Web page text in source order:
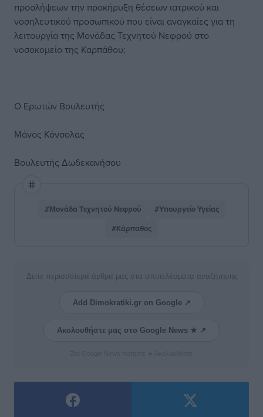
προσλήψεων την προκήρυξη θέσεων ιατρικού και
νοσηλευτικού προσωπικού που είναι αναγκαίες για τη
λειτουργία της Μονάδας Τεχνητού Νεφρού στο
νοσοκομείο της Καρπάθου;
Ο Ερωτών Βουλευτής
Μάνος Κόνσολας
Βουλευτής Δωδεκανήσου
#Μονάδα Τεχνητού Νεφρού
#Υπουργείο Υγείας
#Κάρπαθος
Δείτε περισσότερα άρθρα μας στα αποτελέσματα αναζήτησης
Add Dimokratiki.gr on Google ↗
Ακολουθήστε μας στο Google News ★ ↗